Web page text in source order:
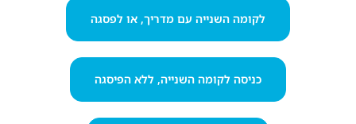
לקומה השנייה עם מדריך, או לפסגה
כניסה לקומה השנייה, ללא הפיסגה